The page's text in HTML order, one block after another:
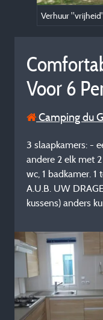
Verhuur
Voor 6
Camping du
3 slaapkamers: -
andere 2 elk met
wc, 1 badkamer. 1
A.U.B. UW
kussens) anders